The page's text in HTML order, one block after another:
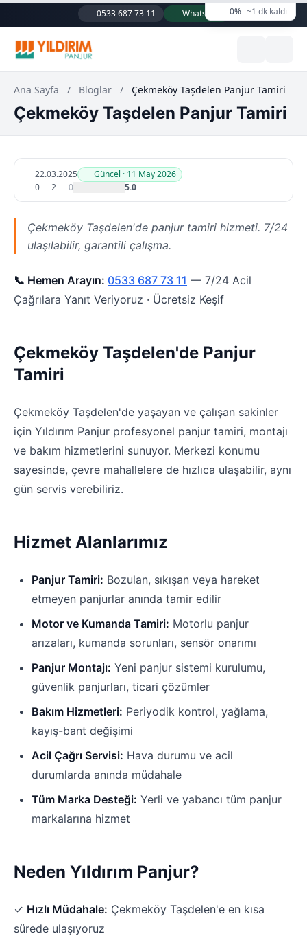
0533 687 73 11 WhatsApp 0% ~1 dk kaldı
Ana Sayfa / Bloglar / Çekmeköy Taşdelen Panjur Tamiri
Çekmeköy Taşdelen Panjur Tamiri
22.03.2025
Güncel · 11 May 2026
0
2 0 5.0
Çekmeköy Taşdelen'de panjur tamiri hizmeti. 7/24
ulaşılabilir, garantili çalışma.
📞 Hemen Arayın: 0533 687 73 11 — 7/24 Acil
Çağrılara Yanıt Veriyoruz · Ücretsiz Keşif
Çekmeköy Taşdelen'de Panjur
Tamiri
Çekmeköy Taşdelen'de yaşayan ve çalışan sakinler
için Yıldırım Panjur profesyonel panjur tamiri, montajı
ve bakım hizmetlerini sunuyor. Merkezi konumu
sayesinde, çevre mahallelere de hızlıca ulaşabilir, aynı
gün servis verebiliriz.
Hizmet Alanlarımız
Panjur Tamiri: Bozulan, sıkışan veya hareket
etmeyen panjurlar anında tamir edilir
Motor ve Kumanda Tamiri: Motorlu panjur
arızaları, kumanda sorunları, sensör onarımı
Panjur Montajı: Yeni panjur sistemi kurulumu,
güvenlik panjurları, ticari çözümler
Bakım Hizmetleri: Periyodik kontrol, yağlama,
kayış-bant değişimi
Acil Çağrı Servisi: Hava durumu ve acil
durumlarda anında müdahale
Tüm Marka Desteği: Yerli ve yabancı tüm panjur
markalarına hizmet
Neden Yıldırım Panjur?
✓ Hızlı Müdahale: Çekmeköy Taşdelen'e en kısa
sürede ulaşıyoruz